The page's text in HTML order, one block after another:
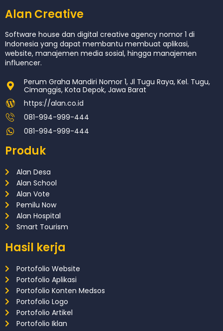
Alan Creative
Software house dan digital creative agency nomor 1 di
Indonesia yang dapat membantu membuat aplikasi,
website, manajemen media sosial, hingga manajemen
influencer.
Perum Graha Mandiri Nomor 1, Jl Tugu Raya, Kel. Tugu,
Cimanggis, Kota Depok, Jawa Barat
https://alan.co.id
081-994-999-444
081-994-999-444
Produk
Alan Desa
Alan School
Alan Vote
Pemilu Now
Alan Hospital
Smart Tourism
Hasil kerja
Portofolio Website
Portofolio Aplikasi
Portofolio Konten Medsos
Portofolio Logo
Portofolio Artikel
Portofolio Iklan